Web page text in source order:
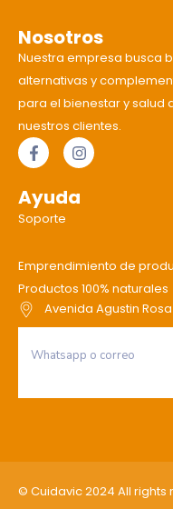
Nosotros
Nuestra empresa busca
alternativas y
para el bienestar y salud
nuestros clientes.
Ayuda
Soporte
Emprendimiento de
Productos 100% naturales
Avenida Agustin Rosa
© Cuidavic 2024 All rights